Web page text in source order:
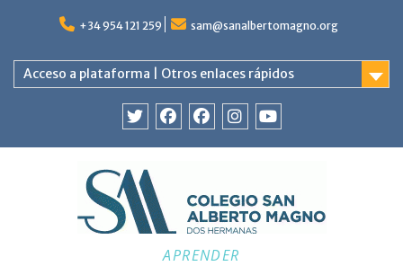
+34 954 121 259 sam@sanalbertomagno.org
Acceso a plataforma | Otros enlaces rápidos
APRENDER